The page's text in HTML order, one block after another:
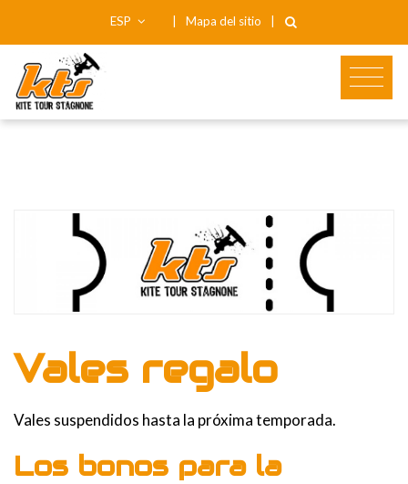
ESP Mapa del sitio
Vales regalo
Vales suspendidos hasta la próxima temporada.
Los bonos para la